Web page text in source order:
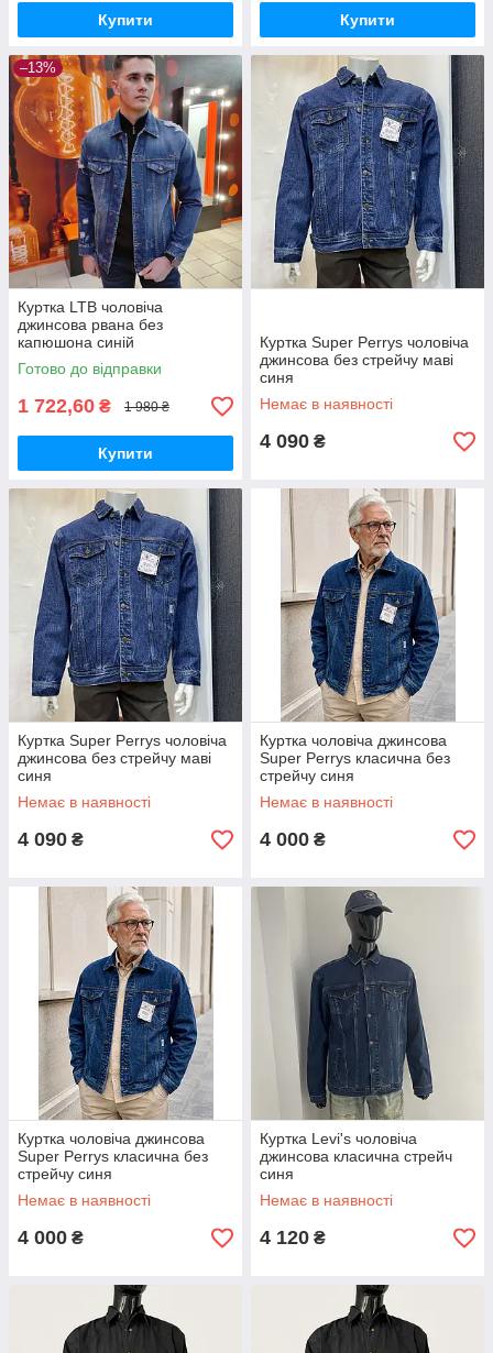
Купити Купити
–13%
Куртка LTB чоловіча
джинсова рвана без
капюшона синій
Готово до відправки
1 722,60 ₴ 1 980 ₴
Купити
Куртка Super Perrys чоловіча
джинсова без стрейчу маві
синя
Немає в наявності
4 090 ₴
Куртка Super Perrys чоловіча
джинсова без стрейчу маві
синя
Немає в наявності
4 090 ₴
Куртка чоловіча джинсова
Super Perrys класична без
стрейчу синя
Немає в наявності
4 000 ₴
Куртка чоловіча джинсова
Super Perrys класична без
стрейчу синя
Немає в наявності
4 000 ₴
Куртка Levi's чоловіча
джинсова класична стрейч
синя
Немає в наявності
4 120 ₴